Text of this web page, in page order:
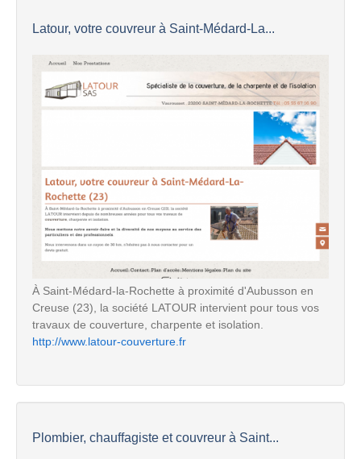
Latour, votre couvreur à Saint-Médard-La...
À Saint-Médard-la-Rochette à proximité d'Aubusson en
Creuse (23), la société LATOUR intervient pour tous vos
travaux de couverture, charpente et isolation.
http://www.latour-couverture.fr
Plombier, chauffagiste et couvreur à Saint...